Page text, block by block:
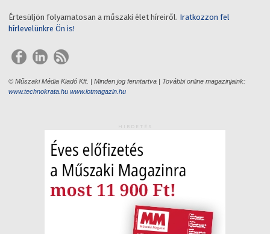
Értesüljön folyamatosan a műszaki élet híreiről. Iratkozzon fel
hírlevelünkre Ön is!
© Műszaki Média Kiadó Kft. | Minden jog fenntartva | További online magazinjaink:
www.technokrata.hu www.iotmagazin.hu
HIRDETÉS